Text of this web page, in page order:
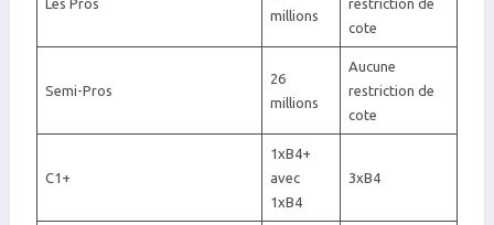
Les Pros
millions
restriction de
cote
Semi-Pros
26
millions
Aucune
restriction de
cote
C1+
1xB4+
avec
1xB4
3xB4